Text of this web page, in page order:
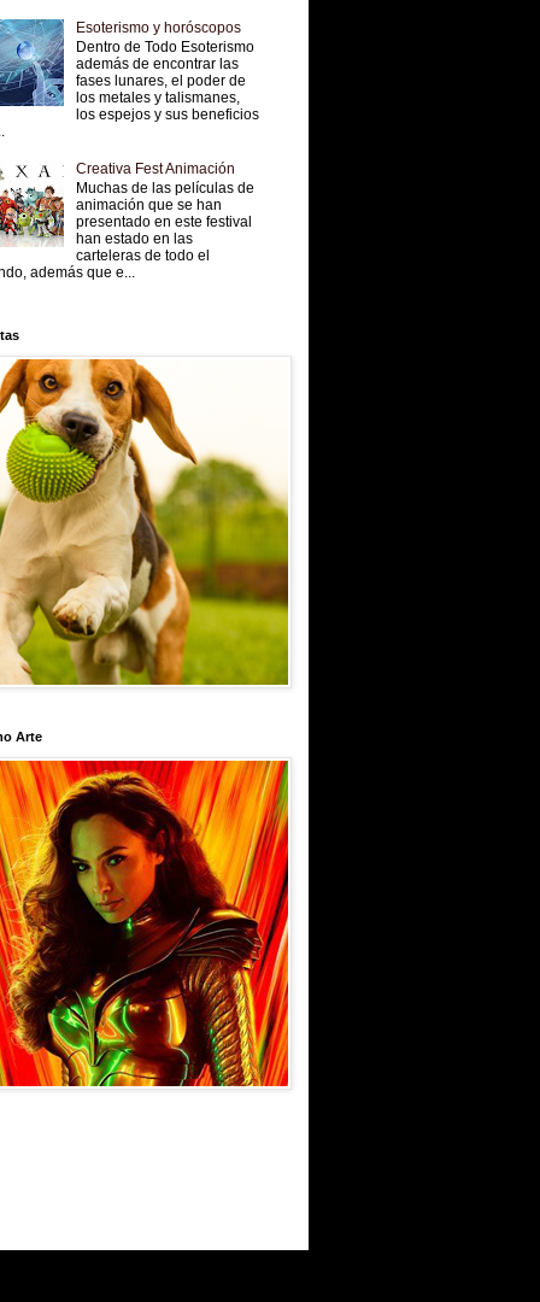
Esoterismo y horóscopos
Dentro de Todo Esoterismo
además de encontrar las
fases lunares, el poder de
los metales y talismanes,
los espejos y sus beneficios
Creativa Fest Animación
Muchas de las películas de
animación que se han
presentado en este festival
han estado en las
carteleras de todo el
además que e...
Arte